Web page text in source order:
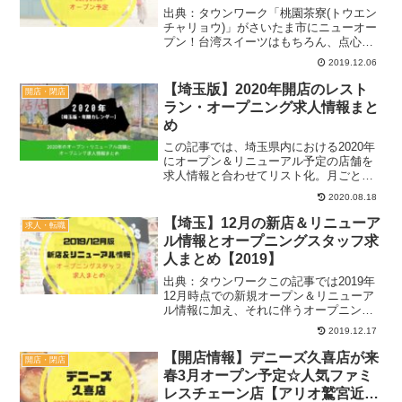
号店【駅チカ】
出典：タウンワーク「桃園茶寮(トウエン
チャリョウ)」がさいたま市にニューオー
プン！台湾スイーツはもちろん、点心や
食事メニューも楽しめるカフェの記念す
べき1号店です♪間もなくの開店に合わせ
求人情報も出ていますので、合わせて紹
介しますね！記事内...
2019.12.06
開店・閉店
【埼玉版】2020年開店のレスト
ラン・オープニング求人情報まと
め
この記事では、埼玉県内における2020年
にオープン＆リニューアル予定の店舗を
求人情報と合わせてリスト化。月ごとに
まとめたので、県内の最新情報のチェッ
クやオープニング求人を探す時にご活用
ください♪
2020.08.18
求人・転職
【埼玉】12月の新店＆リニューア
ル情報とオープニングスタッフ求
人まとめ【2019】
出典：タウンワークこの記事では2019年
12月時点での新規オープン＆リニューア
ル情報に加え、それに伴うオープニング
スタッフの求人情報を掲載。ジャンルは
飲食店に特化した内容になっていますの
で、県内の最新情報としてご覧ください
♪（随時更新）▼大...
2019.12.17
開店・閉店
【開店情報】デニーズ久喜店が来
春3月オープン予定☆人気ファミ
レスチェーン店【アリオ鷲宮近